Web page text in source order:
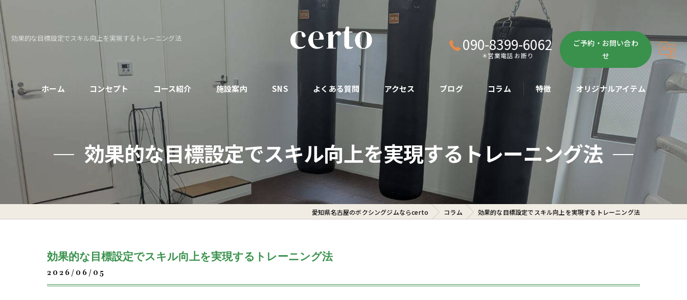
効果的な目標設定でスキル向上を実現するトレーニング法 090-8399-6062
＊営業電話 お断り
ご予約・お問い合わ
せ
ホーム コンセプト コース紹介
パーソナルコース
初めての方へ
施設案内 SNS よくある質問 アクセス ブログ コラム 特徴
ボクササイズ
パーソナル
ボディメイク
初心者
ダイエット
オリジナルアイテム
効果的な目標設定でスキル向上を実現するトレーニング法
愛知県名古屋のボクシングジムならcerto コラム 効果的な目標設定でスキル向上を実現するトレーニング法
効果的な目標設定でスキル向上を実現するトレーニング法
2026/06/05